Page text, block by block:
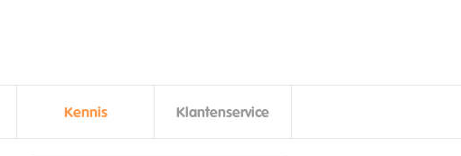
Kennis Klantenservice